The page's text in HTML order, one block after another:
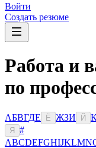
Войти
Создать резюме
Работа и
по
АБВГДЕ Ё ЖЗИ Й
Я
#
ABCDEFGHIJKLMN